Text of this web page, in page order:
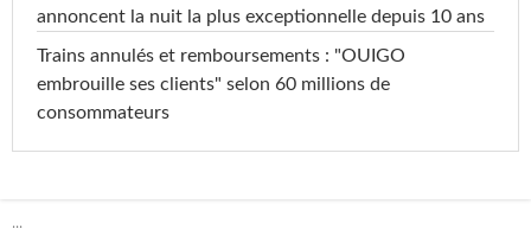
annoncent la nuit la plus exceptionnelle depuis 10 ans
Trains annulés et remboursements : "OUIGO
embrouille ses clients" selon 60 millions de
consommateurs
...